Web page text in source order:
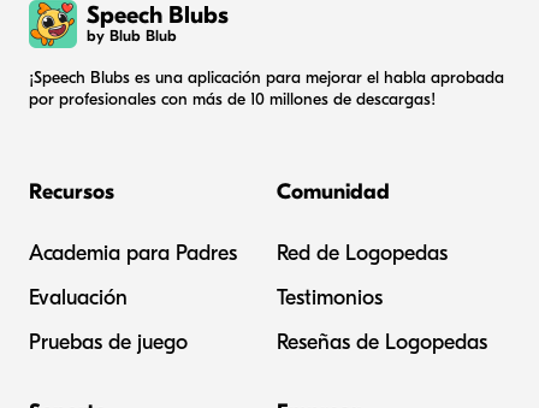
Speech Blubs
by Blub Blub
¡Speech Blubs es una aplicación para mejorar el habla aprobada
por profesionales con más de 10 millones de descargas!
Recursos
Academia para Padres
Evaluación
Pruebas de juego
Comunidad
Red de Logopedas
Testimonios
Reseñas de Logopedas